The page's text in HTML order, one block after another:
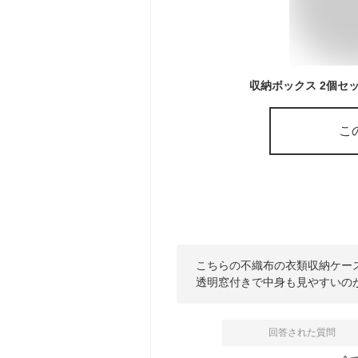
こ
こちらの不織布の衣類収納ケ
透明窓付きで中身も見やすい
回答された質問